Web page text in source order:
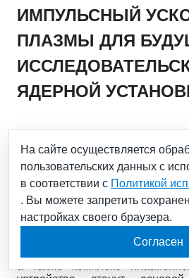
ИМПУЛЬСНЫЙ
ПЛАЗМЫ ДЛЯ
ЯДЕРНОЙ
Специалисты Троицкого
термоядерных
ТРИНИТИ», входит в
Госкорпорации
инновации») создали новый
ускоритель плазмы,
а также комплекс
На сайте осуществляется
пользовательских данных с
в соответствии с Политикой
. Вы можете запретить
настройках своего браузера.
Согласен